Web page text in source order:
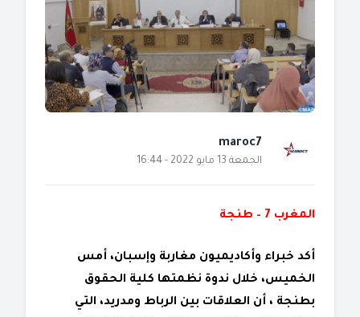
maroc7
الجمعة 13 مايو 2022 - 16:44
المغرب 7 – طنجة
أكد خبراء وأكاديميون مغاربة وإسبان، أمس
الخميس، خلال ندوة نظمتها كلية الحقوق
بطنجة ، أن العلاقات بين الرباط ومدريد، التي